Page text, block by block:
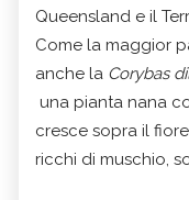
Queensland e il
Come la maggior
anche la Corybas
una pianta nana
cresce sopra il
ricchi di muschio,